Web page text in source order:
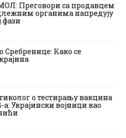
Преговори са продавцем
органима напредују
фази
Сребренице: Како се
о тестирању вакцина
Украјински војници као